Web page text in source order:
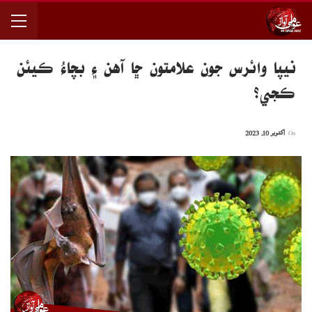
نيپا وائرس جون علامتون ڇا آهن ۽ بچاءُ ڪيئن
ڪجي؟
اکتوبر 10, 2023